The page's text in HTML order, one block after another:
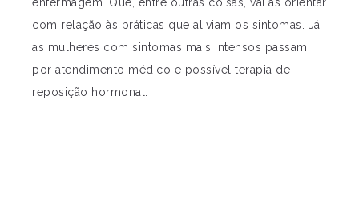
com relação às práticas que aliviam os sintomas. Já
as mulheres com sintomas mais intensos passam
por atendimento médico e possível terapia de
reposição hormonal.